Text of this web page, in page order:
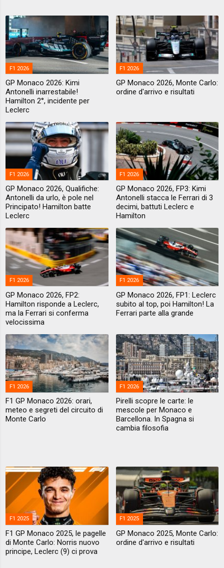
F1 2026
GP Monaco 2026: Kimi
Antonelli inarrestabile!
Hamilton 2°, incidente per
Leclerc
F1 2026
GP Monaco 2026, Monte Carlo:
ordine d'arrivo e risultati
F1 2026
GP Monaco 2026, Qualifiche:
Antonelli da urlo, è pole nel
Principato! Hamilton batte
Leclerc
F1 2026
GP Monaco 2026, FP3: Kimi
Antonelli stacca le Ferrari di 3
decimi, battuti Leclerc e
Hamilton
F1 2026
GP Monaco 2026, FP2:
Hamilton risponde a Leclerc,
ma la Ferrari si conferma
velocissima
F1 2026
GP Monaco 2026, FP1: Leclerc
subito al top, poi Hamilton! La
Ferrari parte alla grande
F1 2026
F1 GP Monaco 2026: orari,
meteo e segreti del circuito di
Monte Carlo
F1 2026
Pirelli scopre le carte: le
mescole per Monaco e
Barcellona. In Spagna si
cambia filosofia
F1 2025
F1 GP Monaco 2025, le pagelle
di Monte Carlo: Norris nuovo
principe, Leclerc (9) ci prova
F1 2025
GP Monaco 2025, Monte Carlo:
ordine d'arrivo e risultati